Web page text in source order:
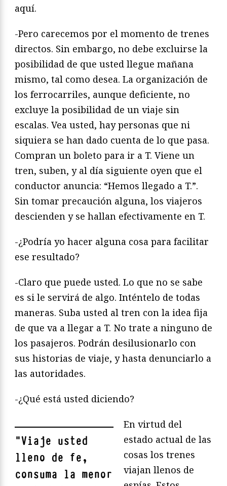
aquí.
-Pero carecemos por el momento de trenes
directos. Sin embargo, no debe excluirse la
posibilidad de que usted llegue mañana
mismo, tal como desea. La organización de
los ferrocarriles, aunque deficiente, no
excluye la posibilidad de un viaje sin
escalas. Vea usted, hay personas que ni
siquiera se han dado cuenta de lo que pasa.
Compran un boleto para ir a T. Viene un
tren, suben, y al día siguiente oyen que el
conductor anuncia: “Hemos llegado a T.”.
Sin tomar precaución alguna, los viajeros
descienden y se hallan efectivamente en T.
-¿Podría yo hacer alguna cosa para facilitar
ese resultado?
-Claro que puede usted. Lo que no se sabe
es si le servirá de algo. Inténtelo de todas
maneras. Suba usted al tren con la idea fija
de que va a llegar a T. No trate a ninguno de
los pasajeros. Podrán desilusionarlo con
sus historias de viaje, y hasta denunciarlo a
las autoridades.
-¿Qué está usted diciendo?
"Viaje usted
lleno de fe,
consuma la menor
En virtud del
estado actual de las
cosas los trenes
viajan llenos de